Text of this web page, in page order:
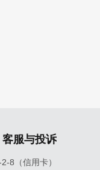
客服与投诉
8（信用卡）